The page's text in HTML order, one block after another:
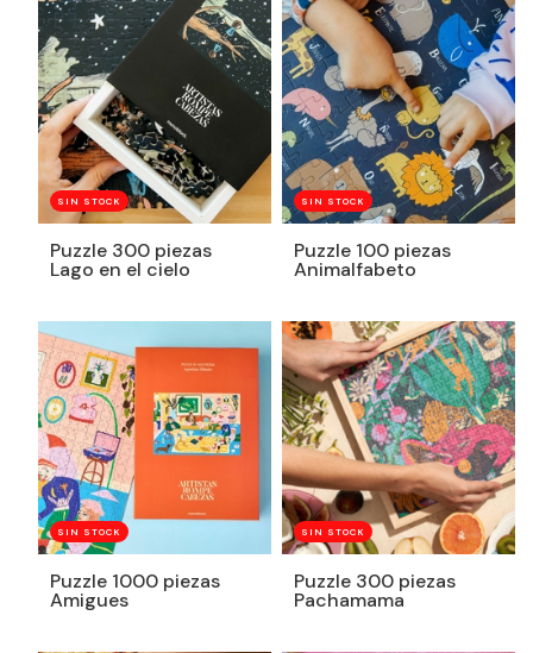
SIN STOCK
Puzzle 300 piezas
Lago en el cielo
SIN STOCK
Puzzle 100 piezas
Animalfabeto
SIN STOCK
Puzzle 1000 piezas
Amigues
SIN STOCK
Puzzle 300 piezas
Pachamama